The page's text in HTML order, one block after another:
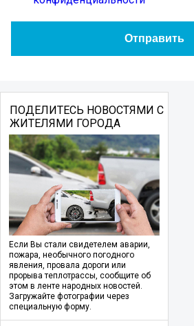
ПОДЕЛИТЕСЬ НОВОСТЯМИ С
ЖИТЕЛЯМИ ГОРОДА
Если Вы стали свидетелем аварии,
пожара, необычного погодного
явления, провала дороги или
прорыва теплотрассы, сообщите об
этом в ленте народных новостей.
Загружайте фотографии через
специальную форму.